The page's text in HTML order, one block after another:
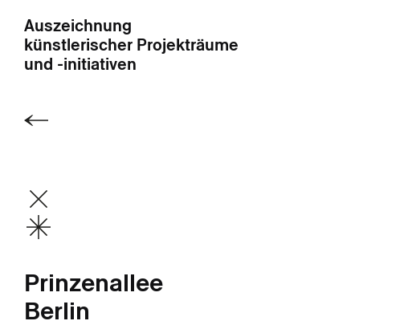
Auszeichnung
künstlerischer Projekträume
und -initiativen
Prinzenallee
Berlin